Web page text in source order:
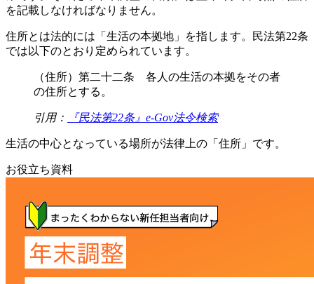
を記載しなければなりません。
住所とは法的には「生活の本拠地」を指します。民法第22条
では以下のとおり定められています。
（住所）第二十二条 各人の生活の本拠をその者
の住所とする。
引用： 『民法第22条』e-Gov法令検索
生活の中心となっている場所が法律上の「住所」です。
お役立ち資料